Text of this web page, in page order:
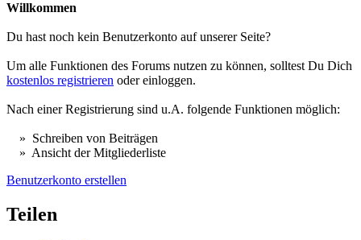
Willkommen
Du hast noch kein Benutzerkonto auf unserer Seite?
Um alle Funktionen des Forums nutzen zu können, solltest Du Dich
kostenlos registrieren oder einloggen.
Nach einer Registrierung sind u.A. folgende Funktionen möglich:
» Schreiben von Beiträgen
» Ansicht der Mitgliederliste
Benutzerkonto erstellen
Teilen